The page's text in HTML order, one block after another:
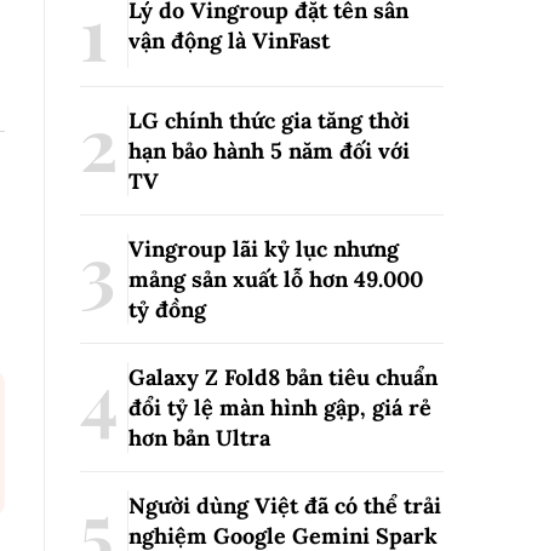
Lý do Vingroup đặt tên sân
vận động là VinFast
LG chính thức gia tăng thời
hạn bảo hành 5 năm đối với
TV
Vingroup lãi kỷ lục nhưng
mảng sản xuất lỗ hơn 49.000
tỷ đồng
Galaxy Z Fold8 bản tiêu chuẩn
đổi tỷ lệ màn hình gập, giá rẻ
hơn bản Ultra
Người dùng Việt đã có thể trải
nghiệm Google Gemini Spark